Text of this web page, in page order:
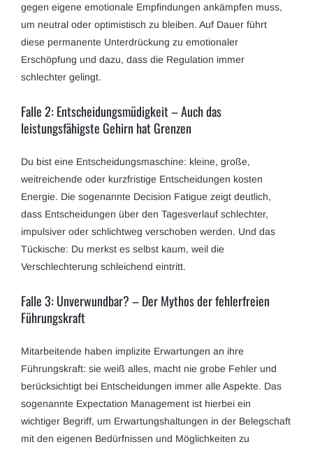
gegen eigene emotionale Empfindungen ankämpfen muss,
um neutral oder optimistisch zu bleiben. Auf Dauer führt
diese permanente Unterdrückung zu emotionaler
Erschöpfung und dazu, dass die Regulation immer
schlechter gelingt.
Falle 2: Entscheidungsmüdigkeit – Auch das
leistungsfähigste Gehirn hat Grenzen
Du bist eine Entscheidungsmaschine: kleine, große,
weitreichende oder kurzfristige Entscheidungen kosten
Energie. Die sogenannte Decision Fatigue zeigt deutlich,
dass Entscheidungen über den Tagesverlauf schlechter,
impulsiver oder schlichtweg verschoben werden. Und das
Tückische: Du merkst es selbst kaum, weil die
Verschlechterung schleichend eintritt.
Falle 3: Unverwundbar? – Der Mythos der fehlerfreien
Führungskraft
Mitarbeitende haben implizite Erwartungen an ihre
Führungskraft: sie weiß alles, macht nie grobe Fehler und
berücksichtigt bei Entscheidungen immer alle Aspekte. Das
sogenannte Expectation Management ist hierbei ein
wichtiger Begriff, um Erwartungshaltungen in der Belegschaft
mit den eigenen Bedürfnissen und Möglichkeiten zu